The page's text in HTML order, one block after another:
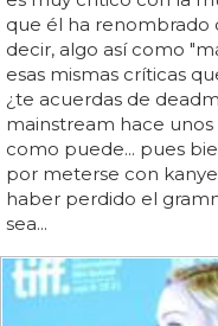
que él ha renombrado
decir, algo así como
esas mismas críticas
¿te acuerdas de
mainstream hace
como puede... pues
por meterse con
haber perdido el
sea...